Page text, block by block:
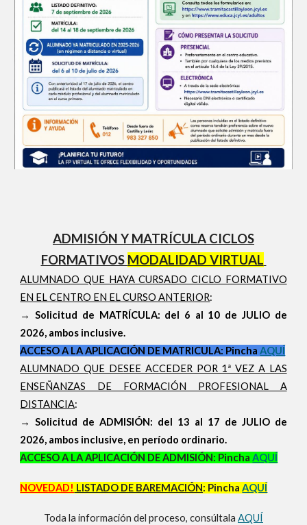
ADMISIÓN Y MATRÍCULA CICLOS
FORMATIVOS MODALIDAD VIRTUAL
ALUMNADO QUE HAYA CURSADO CICLO FORMATIVO
EN EL CENTRO EN EL CURSO ANTERIOR:
→Solicitud de MATRÍCULA: del 6 al 10 de JULIO de
2026, ambos inclusive.
ACCESO A LA APLICACIÓN DE MATRICULA: PinchaAQUÍ
ALUMNADO QUE DESEE ACCEDER POR 1ª VEZ A LAS
ENSEÑANZAS DE FORMACIÓN PROFESIONAL A
DISTANCIA:
→ Solicitud de ADMISIÓN: del 13 al 17 de JULIO de
2026, ambos inclusive, en período ordinario.
ACCESO A LA APLICACIÓN DE ADMISIÓN: PinchaAQUÍ
NOVEDAD! LISTADO DE BAREMACIÓN: PinchaAQUÍ
Toda la información del proceso, consúltala AQUÍ